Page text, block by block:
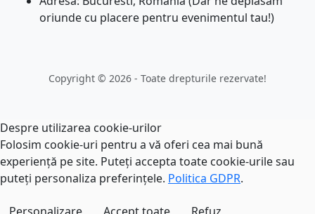
oriunde cu placere pentru evenimentul tau!)
Copyright © 2026 - Toate drepturile rezervate!
Despre utilizarea cookie-urilor
Folosim cookie-uri pentru a vă oferi cea mai bună
experiență pe site. Puteți accepta toate cookie-urile sau
puteți personaliza preferințele. Politica GDPR.